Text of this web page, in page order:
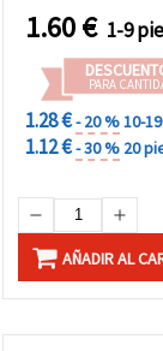
1.60€ 1-9
PARA
1.28 €- 20 %10-
1.12 €- 30 % 20
AÑADIR AL